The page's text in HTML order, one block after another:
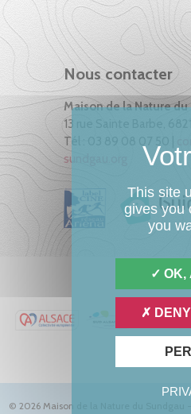
Nous contacter
Maison de la Nature
13 rue Sainte Barbe,
Tél : 03 89 08 07 50 |
sundgau.org
© 2026 Maison de la Nature du Sundgau
This site
gives you
you
OK,